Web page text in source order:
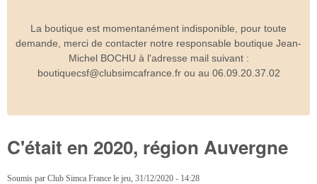
La boutique est momentanément indisponible, pour toute
demande, merci de contacter notre responsable boutique Jean-
Michel BOCHU à l'adresse mail suivant :
boutiquecsf@clubsimcafrance.fr ou au 06.09.20.37.02
C'était en 2020, région Auvergne
Soumis par Club Simca France le jeu, 31/12/2020 - 14:28